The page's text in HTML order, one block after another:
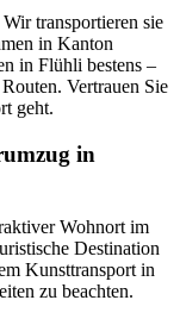
transportieren sie
in Kanton
in Flühli bestens –
Vertrauen Sie
geht.
in
Wohnort im
Destination
Kunsttransport in
zu beachten.